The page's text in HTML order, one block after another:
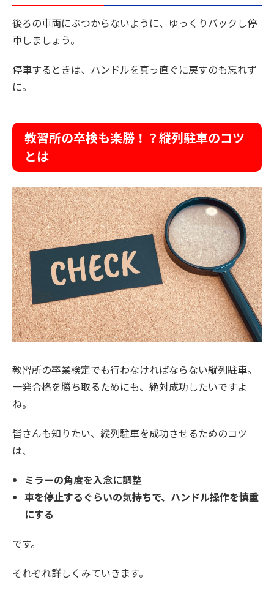
後ろの車両にぶつからないように、ゆっくりバックし停
車しましょう。
停車するときは、ハンドルを真っ直ぐに戻すのも忘れず
に。
教習所の卒検も楽勝！？縦列駐車のコツ
とは
教習所の卒業検定でも行わなければならない縦列駐車。
一発合格を勝ち取るためにも、絶対成功したいですよ
ね。
皆さんも知りたい、縦列駐車を成功させるためのコツ
は、
ミラーの角度を入念に調整
車を停止するぐらいの気持ちで、ハンドル操作を慎重
にする
です。
それぞれ詳しくみていきます。